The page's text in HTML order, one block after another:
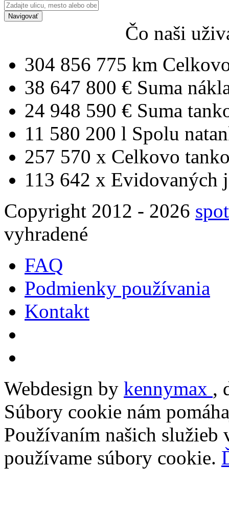
Navigovať
Čo naši
304 856 775 km
38 647 800 € Suma
24 948 590 € Suma
11 580 200 l Spolu
257 570 x Celkovo
113 642 x Evidovaných
Copyright 2012 - 2026
vyhradené
FAQ
Podmienky používania
Kontakt
Webdesign by kennymax ,
Súbory cookie nám
Používaním našich služieb
používame súbory cookie.